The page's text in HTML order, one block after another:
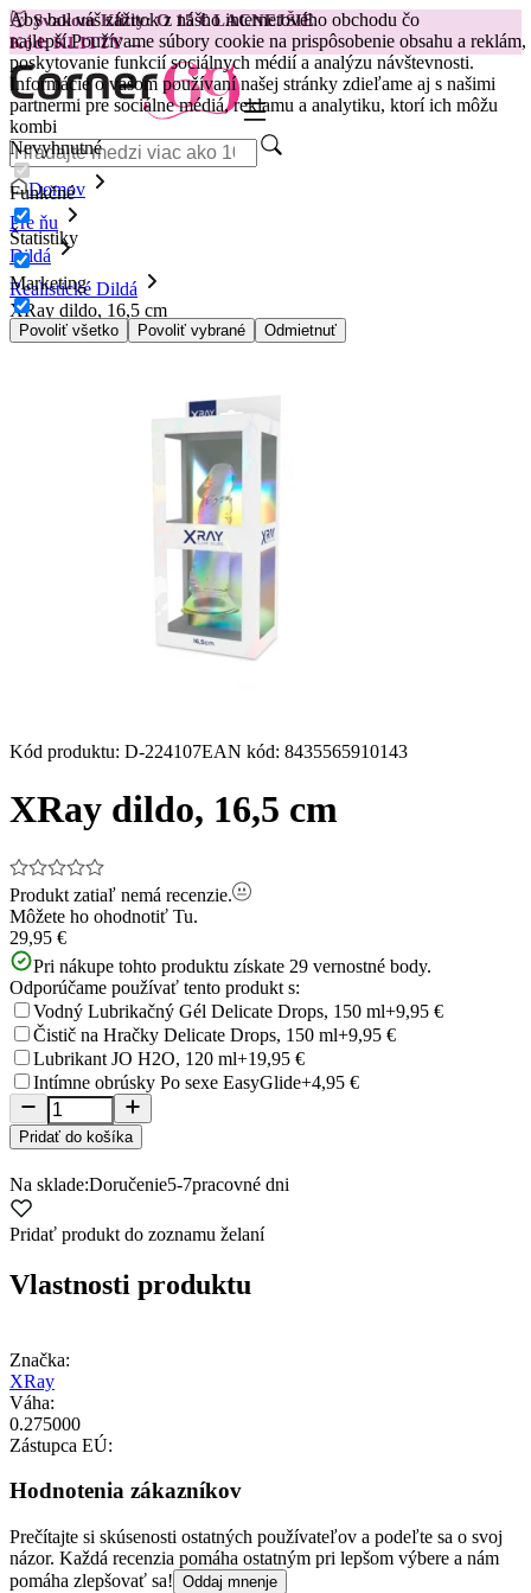
Aby bol váš zážitok z nášho internetového obchodu čo
najlepší.Používame súbory cookie na prispôsobenie obsahu a reklám,
poskytovanie funkcií sociálnych médií a analýzu návštevnosti.
Informácie o vašom používaní našej stránky zdieľame aj s našimi
partnermi pre sociálne médiá, reklamu a analytiku, ktorí ich môžu
kombi
Nevyhnutné
Funkčné
Štatistiky
Marketing
Povoliť všetko Povoliť vybrané Odmietnuť
😽Svakom Klitty: O 15 € LACNEJŠIE
Kód: KLITTY →
Domov
Pre ňu
Dildá
Realistické Dildá
XRay dildo, 16,5 cm
Kód produktu: D-224107EAN kód: 8435565910143
XRay dildo, 16,5 cm
Produkt zatiaľ nemá recenzie.
Môžete ho ohodnotiť Tu.
29,95 €
Pri nákupe tohto produktu získate 29 vernostné body.
Odporúčame používať tento produkt s:
Vodný Lubrikačný Gél Delicate Drops, 150 ml+9,95 €
Čistič na Hračky Delicate Drops, 150 ml+9,95 €
Lubrikant JO H2O, 120 ml+19,95 €
Intímne obrúsky Po sexe EasyGlide+4,95 €
Pridať do košíka
Na sklade:Doručenie5-7pracovné dni
Pridať produkt do zoznamu želaní
Vlastnosti produktu
Značka:
XRay
Váha:
0.275000
Zástupca EÚ:
Hodnotenia zákazníkov
Prečítajte si skúsenosti ostatných používateľov a podeľte sa o svoj
názor. Každá recenzia pomáha ostatným pri lepšom výbere a nám
pomáha zlepšovať sa! Oddaj mnenje